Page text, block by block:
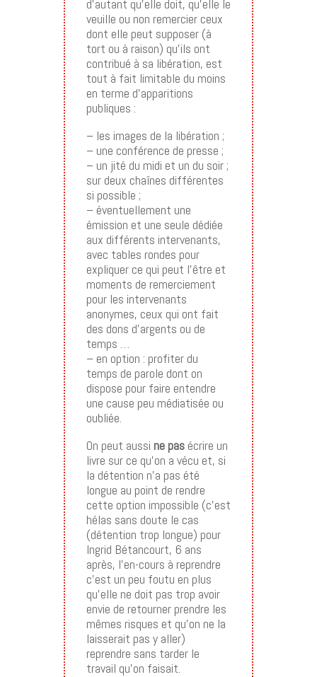
d’autant qu’elle doit, qu’elle le
veuille ou non remercier ceux
dont elle peut supposer (à
tort ou à raison) qu’ils ont
contribué à sa libération, est
tout à fait limitable du moins
en terme d’apparitions
publiques :
– les images de la libération ;
– une conférence de presse ;
– un jité du midi et un du soir ;
sur deux chaînes différentes
si possible ;
– éventuellement une
émission et une seule dédiée
aux différents intervenants,
avec tables rondes pour
expliquer ce qui peut l’être et
moments de remerciement
pour les intervenants
anonymes, ceux qui ont fait
des dons d’argents ou de
temps …
– en option : profiter du
temps de parole dont on
dispose pour faire entendre
une cause peu médiatisée ou
oubliée.
On peut aussi ne pasécrire un
livre sur ce qu’on a vécu et, si
la détention n’a pas été
longue au point de rendre
cette option impossible (c’est
hélas sans doute le cas
(détention trop longue) pour
Ingrid Bétancourt, 6 ans
après, l’en-cours à reprendre
c’est un peu foutu en plus
qu’elle ne doit pas trop avoir
envie de retourner prendre les
mêmes risques et qu’on ne la
laisserait pas y aller)
reprendre sans tarder le
travail qu’on faisait.